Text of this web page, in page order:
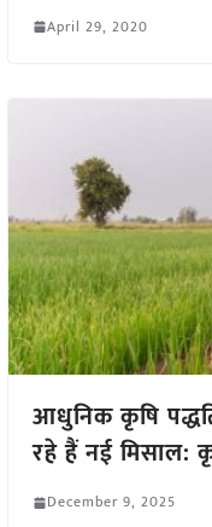
April 29, 2020
आधुनिक कृषि
रहे हैं नई मिसाल:
December 9, 2025